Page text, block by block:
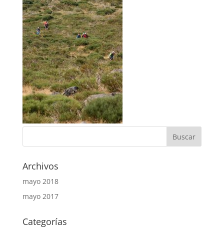
Archivos
mayo 2018
mayo 2017
Categorías